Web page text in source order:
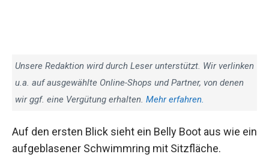
Unsere Redaktion wird durch Leser unterstützt. Wir verlinken
u.a. auf ausgewählte Online-Shops und Partner, von denen
wir ggf. eine Vergütung erhalten. Mehr erfahren.
Auf den ersten Blick sieht ein Belly Boot aus wie ein
aufgeblasener Schwimmring mit Sitzfläche.